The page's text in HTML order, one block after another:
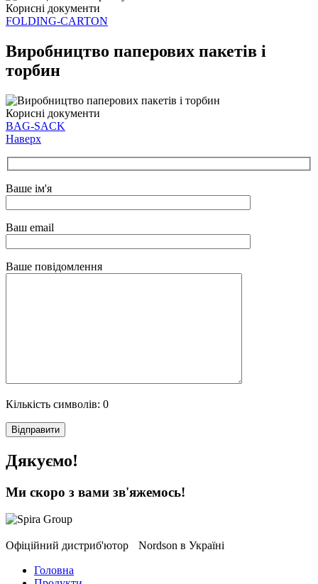
Корисні документи
FOLDING-CARTON
Виробництво паперових пакетів і
торбин
Корисні документи
BAG-SACK
Наверх
Ваше ім'я
Ваш email
Ваше повідомлення
Кількість символів: 0
Дякуємо!
Ми скоро з вами зв'яжемось!
Офіційний дистриб'ютор Nordson в Україні
Головна